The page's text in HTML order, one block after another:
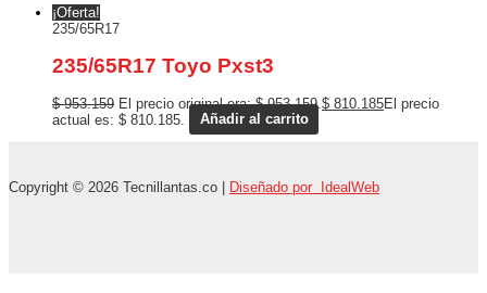
¡Oferta!
235/65R17
235/65R17 Toyo Pxst3
$953.159 El precio original era: $ 953.159. $ 810.185El precio
actual es: $ 810.185.
Añadir al carrito
Copyright © 2026 Tecnillantas.co | Diseñado por IdealWeb